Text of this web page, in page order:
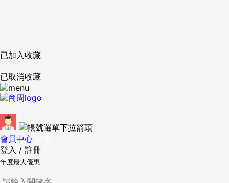
已加入收藏
已取消收藏
會員中心
登入 / 註冊
年度最大優惠